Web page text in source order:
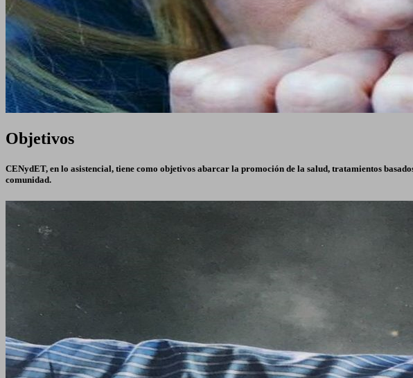
Objetivos
CENydET, en lo asistencial, tiene como objetivos abarcar la promoción de la salud, tratamientos
comunidad.